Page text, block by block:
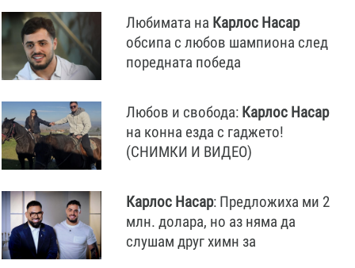
Любимата на Карлос Насар
обсипа с любов шампиона след
поредната победа
Любов и свобода: Карлос Насар
на конна езда с гаджето!
(СНИМКИ И ВИДЕО)
Карлос Насар: Предложиха ми 2
млн. долара, но аз няма да
слушам друг химн за